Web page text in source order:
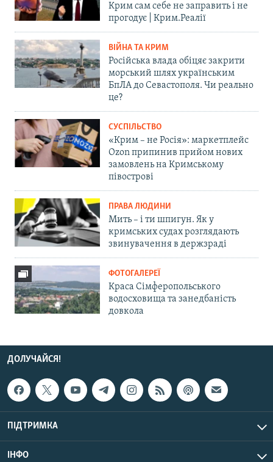
Крим сам себе не заправить і не
прогодує | Крим.Реалії
ВІЙНА ТА КРИМ
Російська влада обіцяє закрити
морський шлях українським
БпЛА до Севастополя. Чи реально
це?
СУСПІЛЬСТВО
«Крим – не Росія»: маркетплейс
Ozon припинив прийом нових
замовлень на Кримському
півострові
ПРАВА ЛЮДИНИ
Мить – і ти шпигун. Як у
кримських судах розглядають
звинувачення в держзраді
ФОТОГАЛЕРЕЇ
Краса Сімферопольського
водосховища та занедбаність
довкола
ДОЛУЧАЙСЯ!
ПІДТРИМКА
ІНФО